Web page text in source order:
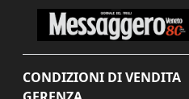
CONDIZIONI DI VENDITA